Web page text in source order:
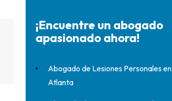
¡Encuentre un abogado
apasionado ahora!
Abogado de Lesiones Personales en
Atlanta